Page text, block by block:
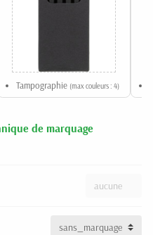
Tampographie (max couleurs : 4)
de marquage